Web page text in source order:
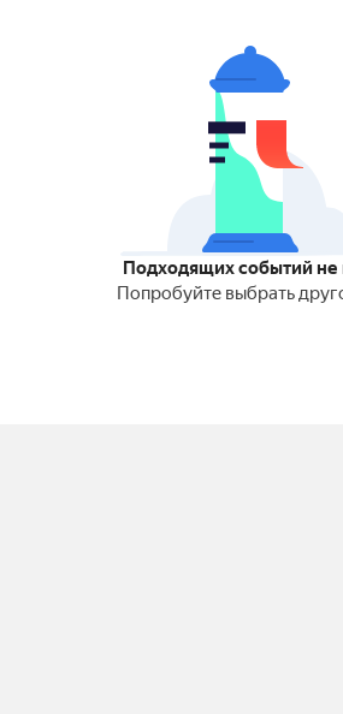
Подходящих событий не
Попробуйте выбрать